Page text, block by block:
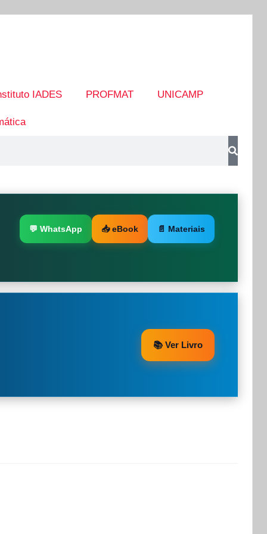
IADES PROFMAT UNICAMP
💬 WhatsApp 📥 eBook 📄 Materiais
📚 Ver Livro